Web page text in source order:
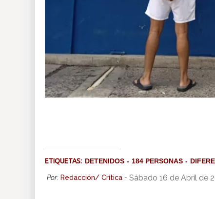
ETIQUETAS: DETENIDOS 184 PERSONAS
Por: Redacción/ Crítica - Sábado 16 de Abril de